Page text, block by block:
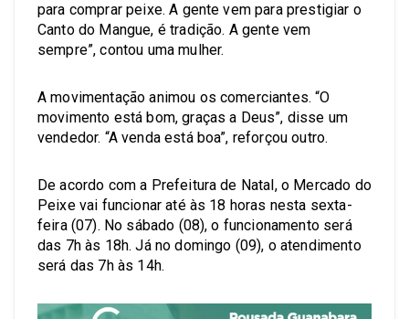
para comprar peixe. A gente vem para prestigiar o
Canto do Mangue, é tradição. A gente vem
sempre”, contou uma mulher.
A movimentação animou os comerciantes. “O
movimento está bom, graças a Deus”, disse um
vendedor. “A venda está boa”, reforçou outro.
De acordo com a Prefeitura de Natal, o Mercado do
Peixe vai funcionar até às 18 horas nesta sexta-
feira (07). No sábado (08), o funcionamento será
das 7h às 18h. Já no domingo (09), o atendimento
será das 7h às 14h.